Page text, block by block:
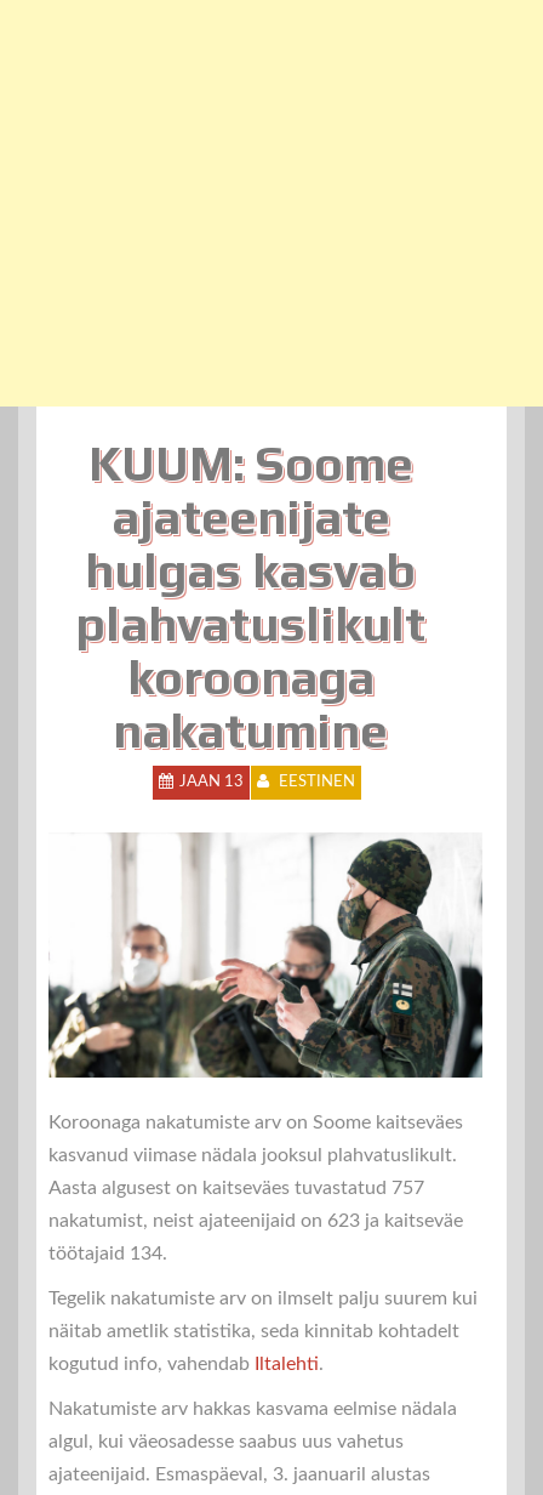
KUUM: Soome
ajateenijate
hulgas kasvab
plahvatuslikult
koroonaga
nakatumine
JAAN 13 EESTINEN
Koroonaga nakatumiste arv on Soome kaitseväes
kasvanud viimase nädala jooksul plahvatuslikult.
Aasta algusest on kaitseväes tuvastatud 757
nakatumist, neist ajateenijaid on 623 ja kaitseväe
töötajaid 134.
Tegelik nakatumiste arv on ilmselt palju suurem kui
näitab ametlik statistika, seda kinnitab kohtadelt
kogutud info, vahendab
Iltalehti.
Nakatumiste arv hakkas kasvama eelmise nädala
algul, kui väeosadesse saabus uus vahetus
ajateenijaid. Esmaspäeval, 3. jaanuaril alustas